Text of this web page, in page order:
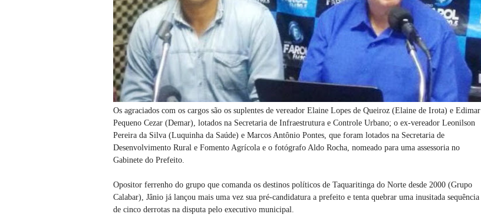
Os agraciados com os cargos são os suplentes de vereador Elaine Lopes de Queiroz (Elaine de Irota) e Edimar
Pequeno Cezar (Demar), lotados na Secretaria de Infraestrutura e Controle Urbano; o ex-vereador Leonilson
Pereira da Silva (Luquinha da Saúde) e Marcos Antônio Pontes, que foram lotados na Secretaria de
Desenvolvimento Rural e Fomento Agrícola e o fotógrafo Aldo Rocha, nomeado para uma assessoria no
Gabinete do Prefeito.
Opositor ferrenho do grupo que comanda os destinos políticos de Taquaritinga do Norte desde 2000 (Grupo
Calabar), Jânio já lançou mais uma vez sua pré-candidatura a prefeito e tenta quebrar uma inusitada sequência
de cinco derrotas na disputa pelo executivo municipal.